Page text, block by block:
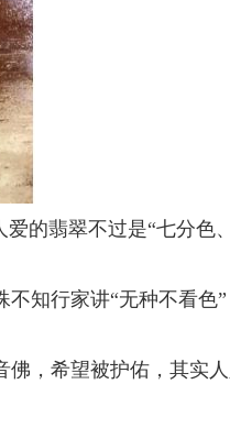
的翡翠不过是“七分色
知行家讲“无种不看色”
，希望被护佑，其实